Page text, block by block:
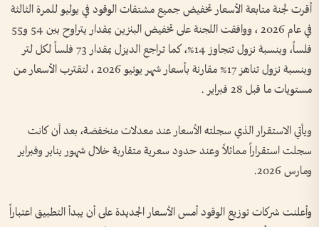
أقرت لجنة متابعة الأسعار تخفيض جميع مشتقات الوقود في يوليو للمرة الثالثة
في عام 2026 ، ووافقت اللجنة على تخفيض البنزين بمقدار يتراوح بين 54 و55
فلساً، وبنسبة نزول تتجاوز 14%، كما تراجع الديزل بمقدار 73 فلساً لكل لتر
وبنسبة نزول تناهز 17% مقارنة بأسعار شهر يونيو 2026 ، لتقترب الأسعار من
مستويات ما قبل 28 فبراير .
ويأتي الاستقرار الذي سجلته الأسعار عند معدلات منخفضة، بعد أن كانت
سجلت استقراراً مماثلاً وعند حدود سعرية متقاربة خلال شهور يناير وفبراير
ومارس 2026.
وأعلنت شركات توزيع الوقود أمس الأسعار الجديدة على أن يبدأ التطبيق اعتباراً